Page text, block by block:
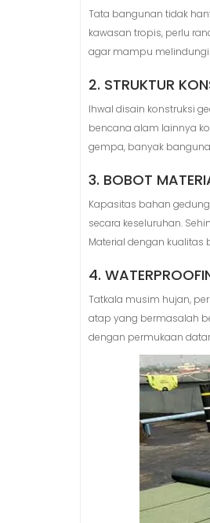
Tata bangunan tidak
kawasan tropis, perlu
agar mampu melindungi
2. STRUKTUR
Ihwal disain konstruksi
bencana alam lainnya
gempa, banyak
3. BOBOT
Kapasitas bahan
secara keseluruhan.
Material dengan
4.
Tatkala musim hujan,
atap yang bermasalah
dengan permukaan